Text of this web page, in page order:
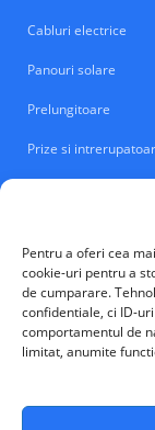
Pentru a oferi cea
cookie-uri pentru a
de cumparare.
confidentiale, ci ID-
comportamentul de
limitat, anumite
Cabluri electrice
Panouri solare
Prelungitoare
Prize si